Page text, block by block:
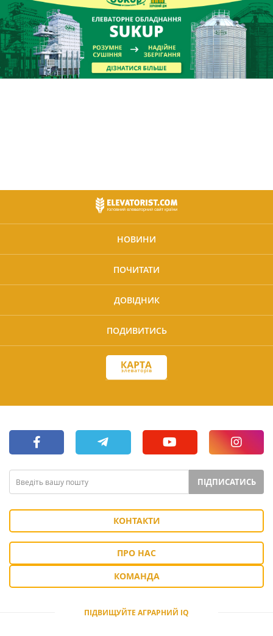
НОВИНИ
ПОЧИТАТИ
ДОВІДНИК
ПОДИВИТИСЬ
ПІДПИСАТИСЬ
КОНТАКТИ
ПРО НАС
КОМАНДА
ПІДВИЩУЙТЕ АГРАРНИЙ IQ